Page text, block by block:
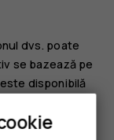
dvs. poate
se bazează pe
disponibilă
Meniu>